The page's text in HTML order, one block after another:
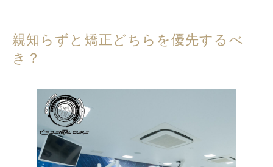
親知らずと矯正どちらを優先するべ
き？